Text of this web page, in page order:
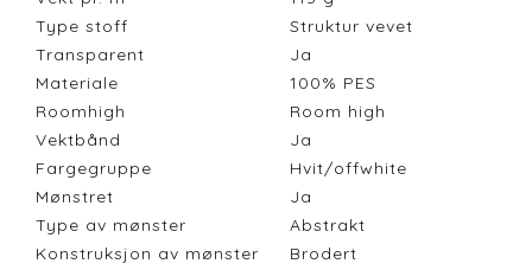
Type stoff
Struktur vevet
Transparent
Ja
Materiale
100% PES
Roomhigh
Room high
Vektbånd
Ja
Fargegruppe
Hvit/offwhite
Mønstret
Ja
Type av mønster
Abstrakt
Konstruksjon av mønster
Brodert